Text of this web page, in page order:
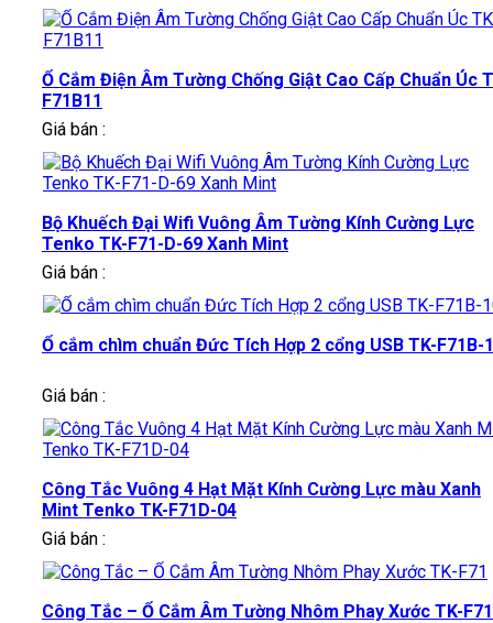
Ổ Cắm Điện Âm Tường Chống Giật Cao Cấp Chuẩn Úc
F71B11
Giá bán :
Bộ Khuếch Đại Wifi Vuông Âm Tường Kính Cường Lực
Tenko TK-F71-D-69 Xanh Mint
Giá bán :
Ổ cắm chìm chuẩn Đức Tích Hợp 2 cổng USB TK-F71B-
Giá bán :
Công Tắc Vuông 4 Hạt Mặt Kính Cường Lực màu Xanh
Mint Tenko TK-F71D-04
Giá bán :
Công Tắc – Ổ Cắm Âm Tường Nhôm Phay Xước TK-F71